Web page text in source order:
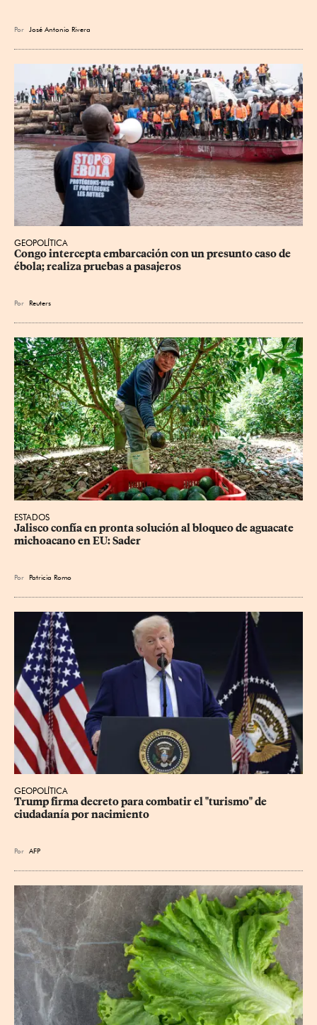
Por José Antonio Rivera
GEOPOLÍTICA
Congo intercepta embarcación con un presunto caso de
ébola; realiza pruebas a pasajeros
Por Reuters
ESTADOS
Jalisco confía en pronta solución al bloqueo de aguacate
michoacano en EU: Sader
Por Patricia Romo
GEOPOLÍTICA
Trump firma decreto para combatir el "turismo" de
ciudadanía por nacimiento
Por AFP